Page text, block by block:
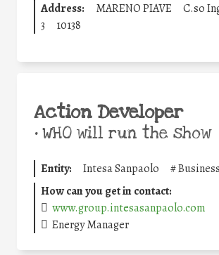
Address:
MARENO PIAVE
C.so
3
10138
Action Developer
•WHO will run the show
Entity: Intesa Sanpaolo #
How can you get in contact:
www.group.intesasanpaolo.com
Energy Manager